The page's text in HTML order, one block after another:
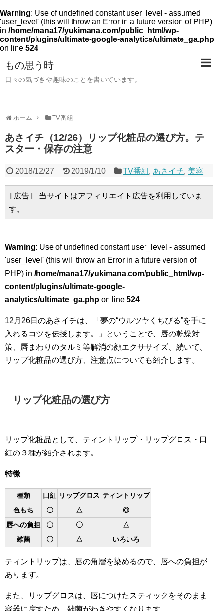
Warning: Use of undefined constant user_level - assumed
'user_level' (this will throw an Error in a future version of PHP)
in /home/mana17/yukimana.com/public_html/wp-
content/plugins/ultimate-google-analytics/ultimate_ga.php
on line 524
もの思う時
日々の気づきや趣味のことを書いています。
ホーム TV番組
あさイチ（12/26）リップ化粧品の選び方。テ
スター・保存の注意
2018/12/27 2019/1/10 TV番組 , あさイチ, 美容
[広告] 当サイトはアフィリエイト広告を利用していま
す。
Warning: Use of undefined constant user_level - assumed
'user_level' (this will throw an Error in a future version of
PHP) in /home/mana17/yukimana.com/public_html/wp-
content/plugins/ultimate-google-
analytics/ultimate_ga.php on line 524
12月26日のあさイチは、「夢の“ウルツヤくちびる”を手に
入れるコツを伝授します。」ということで、唇の乾燥対
策、唇まわりのタルミ等解消の顔エクササイズ、続いて、
リップ化粧品の選び方、注意点についても紹介します。
リップ化粧品の選び方
リップ化粧品として、ティントリップ・リップグロス・口
紅の３種が紹介されます。
特徴
種類 口紅 リップグロス ティントリップ
色もち
〇 △
◎
唇への負担
〇 〇
△
雑菌
〇 △ いろいろ
ティントリップは、唇の角層を染めるので、唇への負担が
あります。
また、リップグロスは、唇につけたスティックをそのまま
容器に戻すため、雑菌がわきやすくなります。